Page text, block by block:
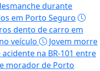
durante
em Porto Seguro
dento de carro em
veículo
Jovem morre
na BR-101 entre
morador de Porto